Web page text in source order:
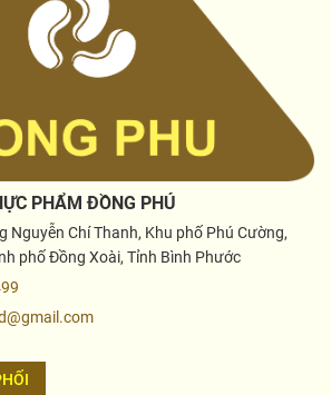
PHẨM ĐỒNG PHÚ
Nguyễn Chí Thanh, Khu phố Phú Cường,
phố Đồng Xoài, Tỉnh Bình Phước